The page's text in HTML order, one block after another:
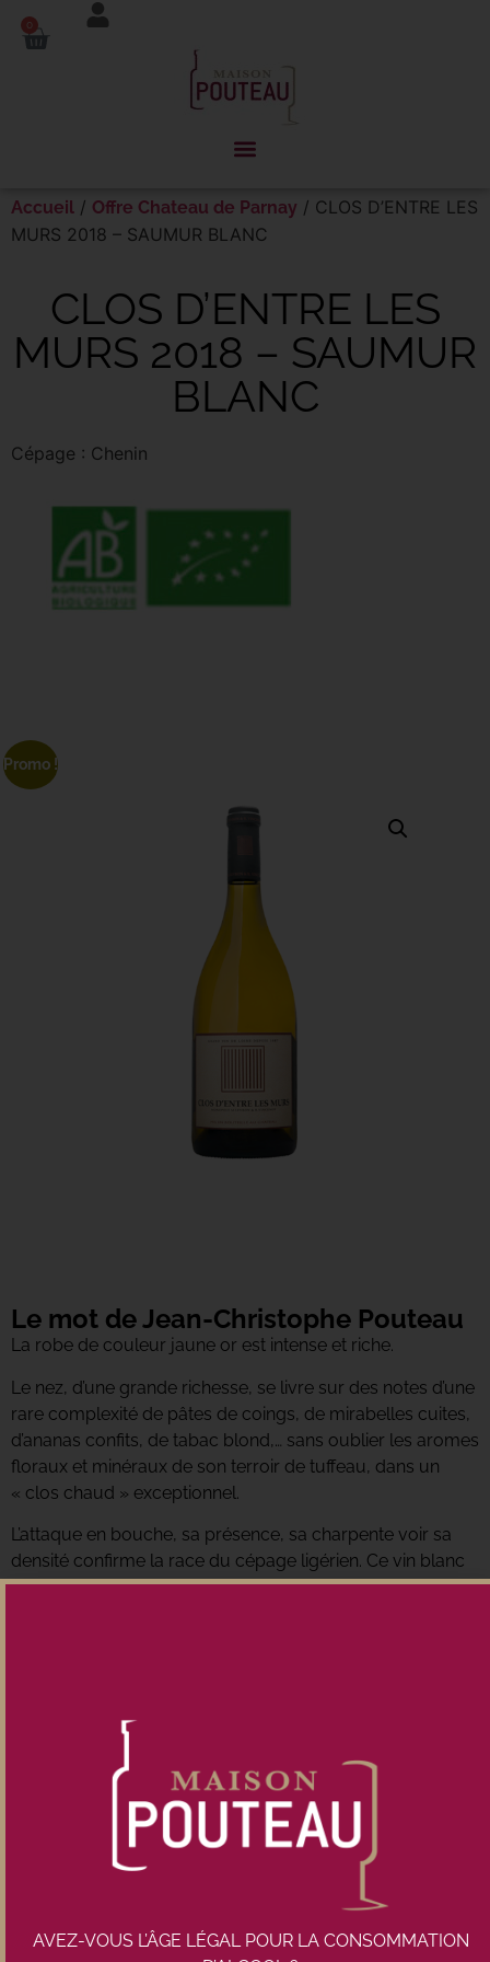
0
Accueil / Offre Chateau de Parnay / CLOS D’ENTRE LES
MURS 2018 – SAUMUR BLANC
CLOS D’ENTRE LES
MURS 2018 – SAUMUR
BLANC
Cépage : Chenin
Promo !
Le mot de Jean-Christophe Pouteau
La robe de couleur jaune or est intense et riche.
Le nez, d’une grande richesse, se livre sur des notes d’une
rare complexité de pâtes de coings, de mirabelles cuites,
d’ananas confits, de tabac blond,… sans oublier les aromes
floraux et minéraux de son terroir de tuffeau, dans un
« clos chaud » exceptionnel.
L’attaque en bouche, sa présence, sa charpente voir sa
densité confirme la race du cépage ligérien. Ce vin blanc
aux arômes de fruits jaunes cuits possède une charpente
coquillages nobles (saint jacques poêlées et sauce
réduction de chenin légèrement crémée, des crustacés
(langoustines, langoustes, homards), des viandes
blanches (volailles, lapin et veau) des fromages à pâte
dure (comté, mimolette…)
AVEZ-VOUS L’ÂGE LÉGAL POUR LA CONSOMMATION
Panneau de gestion des cookies